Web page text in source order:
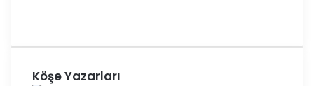
Köşe Yazarları